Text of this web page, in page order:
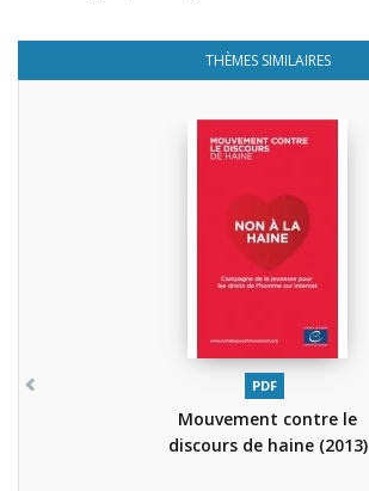
THÈMES SIMILAIRES
PDF
Mouvement contre le
discours de haine (2013)